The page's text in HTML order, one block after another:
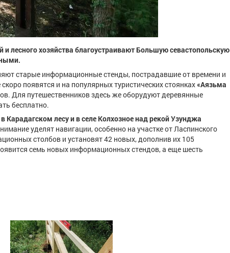
лесного хозяйства благоустраивают Большую севастопольскую
старые информационные стенды, пострадавшие от времени и
появятся и на популярных туристических стоянках «Аязьма
Для путешественников здесь же оборудуют деревянные
бесплатно.
лесу и в селе Колхозное над рекой Узунджа
уделят навигации, особенно на участке от Ласпинского
столбов и установят 42 новых, дополнив их 105
семь новых информационных стендов, а еще шесть